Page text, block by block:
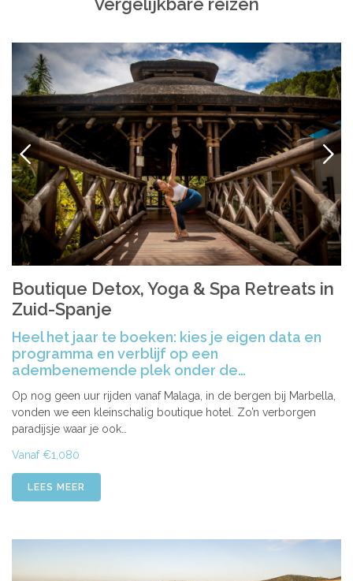
VORIGE
Boutique Detox, Yoga & Spa Retreats in
Zuid-Spanje
Heel het jaar te boeken: kies je eigen data en
programma en verblijf op een
adembenemende plek onder de…
Op nog geen uur rijden vanaf Malaga, in de bergen bij Marbella,
vonden we een kleinschalig boutique hotel. Zo’n verborgen
paradijsje waar je ook…
Vanaf €1,080
LEES MEER